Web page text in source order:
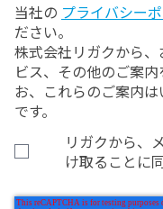
当社の プライバシー
ださい。
株式会社リガクから
ビス、その他のご案
お、これらのご案内
です。
リガクから、
け取ることに